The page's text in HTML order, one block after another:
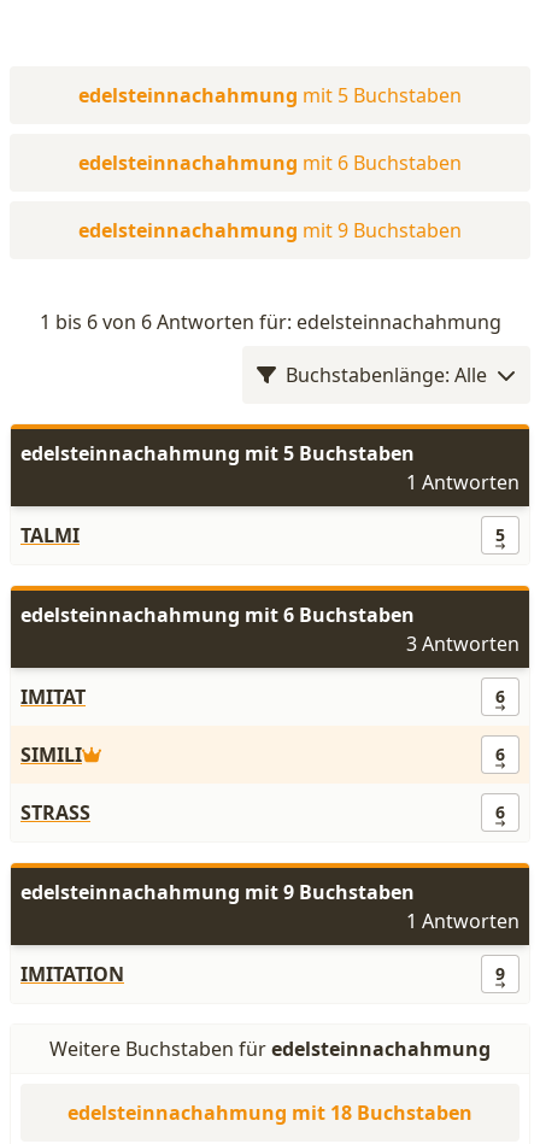
edelsteinnachahmung mit 5 Buchstaben
edelsteinnachahmung mit 6 Buchstaben
edelsteinnachahmung mit 9 Buchstaben
1 bis 6 von 6 Antworten für: edelsteinnachahmung
Buchstabenlänge: Alle
edelsteinnachahmung mit 5 Buchstaben
1 Antworten
TALMI
5
edelsteinnachahmung mit 6 Buchstaben
3 Antworten
IMITAT
6
SIMILI 6
STRASS 6
edelsteinnachahmung mit 9 Buchstaben
1 Antworten
IMITATION
9
Weitere Buchstaben füredelsteinnachahmung
edelsteinnachahmung mit 18 Buchstaben